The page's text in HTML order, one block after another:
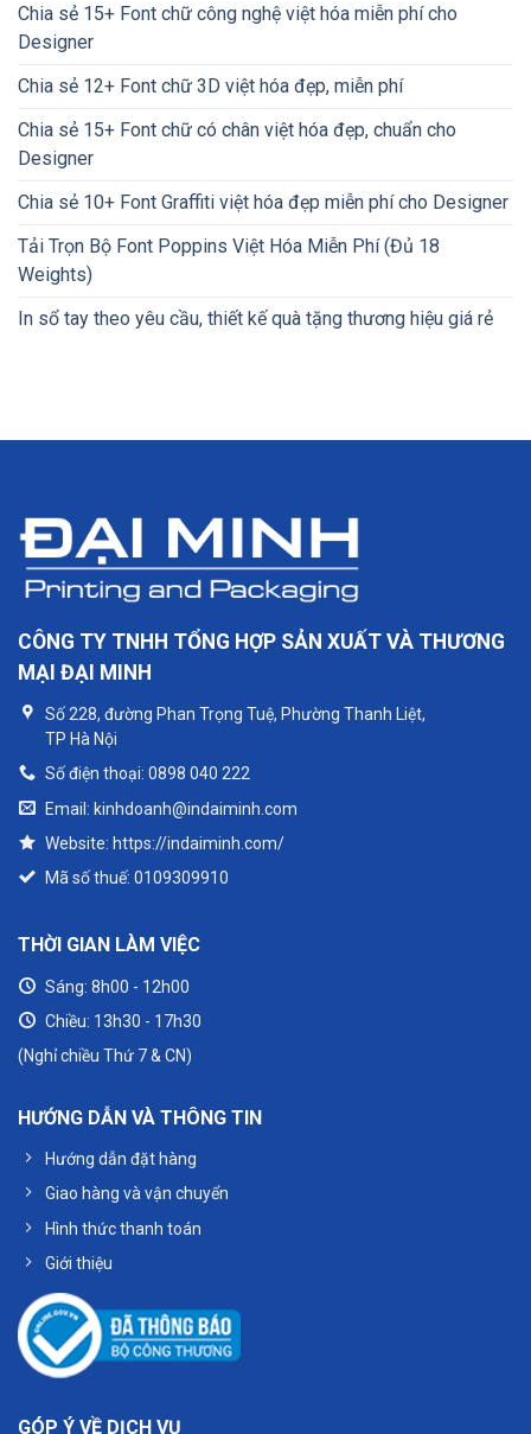
Chia sẻ 15+ Font chữ công nghệ việt hóa miễn phí cho
Designer
Chia sẻ 12+ Font chữ 3D việt hóa đẹp, miễn phí
Chia sẻ 15+ Font chữ có chân việt hóa đẹp, chuẩn cho
Designer
Chia sẻ 10+ Font Graffiti việt hóa đẹp miễn phí cho Designer
Tải Trọn Bộ Font Poppins Việt Hóa Miễn Phí (Đủ 18
Weights)
In sổ tay theo yêu cầu, thiết kế quà tặng thương hiệu giá rẻ
CÔNG TY TNHH TỔNG HỢP SẢN XUẤT VÀ THƯƠNG
MẠI ĐẠI MINH
Số 228, đường Phan Trọng Tuệ, Phường Thanh Liệt,
TP Hà Nội
Số điện thoại: 0898 040 222
Email: kinhdoanh@indaiminh.com
Website: https://indaiminh.com/
Mã số thuế: 0109309910
THỜI GIAN LÀM VIỆC
Sáng: 8h00 - 12h00
Chiều: 13h30 - 17h30
(Nghỉ chiều Thứ 7 & CN)
HƯỚNG DẪN VÀ THÔNG TIN
Hướng dẫn đặt hàng
Giao hàng và vận chuyển
Hình thức thanh toán
Giới thiệu
GÓP Ý VỀ DỊCH VỤ